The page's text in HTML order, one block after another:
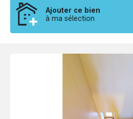
Ajouter ce bien
à ma sélection